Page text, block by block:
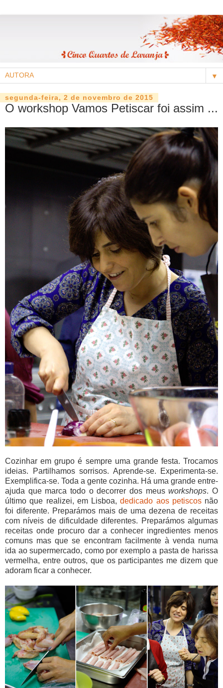
▼
segunda-feira, 2 de novembro de 2015
O workshop Vamos Petiscar foi assim ...
Cozinhar em grupo é sempre uma grande festa. Trocamos
ideias. Partilhamos sorrisos. Aprende-se. Experimenta-se.
Exemplifica-se. Toda a gente cozinha. Há uma grande entre-
ajuda que marca todo o decorrer dos meusworkshops. O
último que realizei, em Lisboa,dedicado aos petiscosnão
foi diferente. Preparámos mais de uma dezena de receitas
com níveis de dificuldade diferentes. Preparámos algumas
receitas onde procuro dar a conhecer ingredientes menos
comuns mas que se encontram facilmente à venda numa
ida ao supermercado, como por exemplo a pasta de harissa
vermelha, entre outros, que os participantes me dizem que
adoram ficar a conhecer.